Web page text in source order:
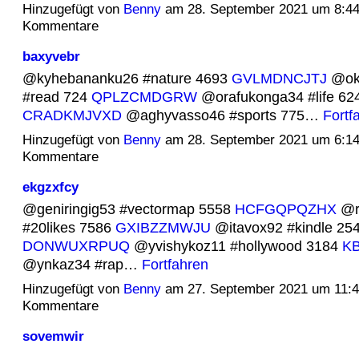
Hinzugefügt von Bennyam 28. September 2021 um
Kommentare
baxyvebr
@kyhebananku26 #nature 4693 GVLMDNCJTJ
#read 724 QPLZCMDGRW@orafukonga34 #life
CRADKMJVXD@aghyvasso46 #sports 775…
Hinzugefügt von Bennyam 28. September 2021 um
Kommentare
ekgzxfcy
@geniringig53 #vectormap 5558 HCFGQPQZHX
#20likes 7586 GXIBZZMWJU @itavox92 #kindle
DONWUXRPUQ@yvishykoz11 #hollywood 3184
@ynkaz34 #rap… Fortfahren
Hinzugefügt von Bennyam 27. September 2021 um
Kommentare
sovemwir